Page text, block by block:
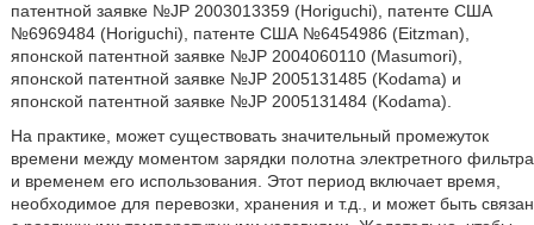
патентной заявке №JP 2003013359 (Horiguchi), патенте США
№6969484 (Horiguchi), патенте США №6454986 (Eitzman),
японской патентной заявке №JP 2004060110 (Masumori),
японской патентной заявке №JP 2005131485 (Kodama) и
японской патентной заявке №JP 2005131484 (Kodama).
На практике, может существовать значительный промежуток
времени между моментом зарядки полотна электретного фильтра
и временем его использования. Этот период включает время,
необходимое для перевозки, хранения и т.д., и может быть связан